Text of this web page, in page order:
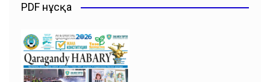
PDF нұсқа